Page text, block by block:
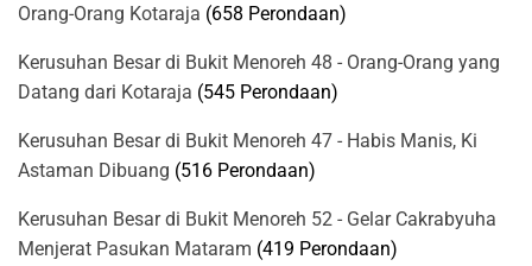
Orang-Orang Kotaraja (658 Perondaan)
Kerusuhan Besar di Bukit Menoreh 48 - Orang-Orang yang
Datang dari Kotaraja (545 Perondaan)
Kerusuhan Besar di Bukit Menoreh 47 - Habis Manis, Ki
Astaman Dibuang (516 Perondaan)
Kerusuhan Besar di Bukit Menoreh 52 - Gelar Cakrabyuha
Menjerat Pasukan Mataram (419 Perondaan)